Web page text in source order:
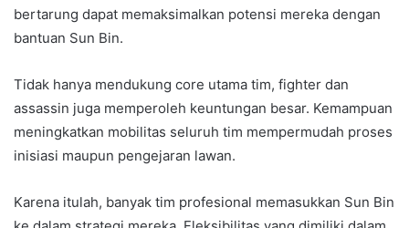
bertarung dapat memaksimalkan potensi mereka dengan
bantuan Sun Bin.
Tidak hanya mendukung core utama tim, fighter dan
assassin juga memperoleh keuntungan besar. Kemampuan
meningkatkan mobilitas seluruh tim mempermudah proses
inisiasi maupun pengejaran lawan.
Karena itulah, banyak tim profesional memasukkan Sun Bin